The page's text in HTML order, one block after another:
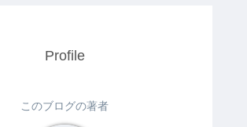
Profile
このブログの著者